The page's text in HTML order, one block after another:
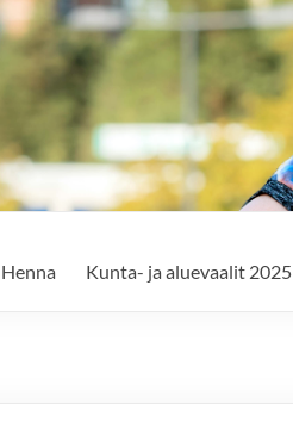
Henna Kunta- ja aluevaalit 2025